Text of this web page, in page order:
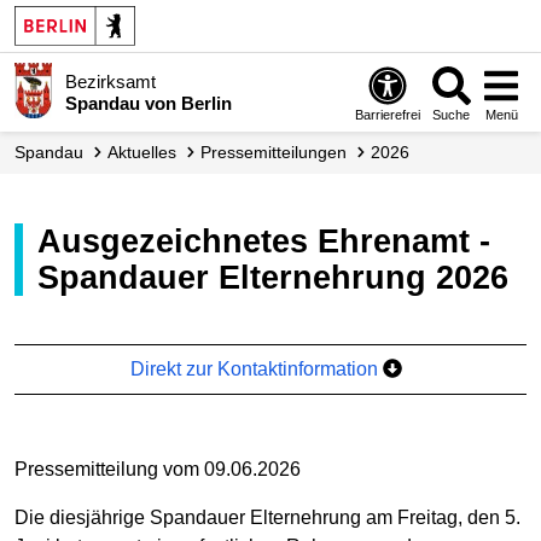
Bezirksamt
Spandau von Berlin
Barrierefrei Suche Menü
Spandau Aktuelles Presse­mitteilungen 2026
Ausgezeichnetes Ehrenamt -
Spandauer Elternehrung 2026
Direkt zur Kontaktinformation
Pressemitteilung vom 09.06.2026
Die diesjährige Spandauer Elternehrung am Freitag, den 5.